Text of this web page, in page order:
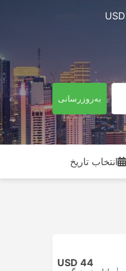
به‌روزرسانی
انتخاب تاریخ
USD 44